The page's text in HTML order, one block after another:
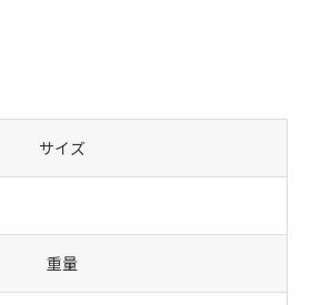
サイズ
重量